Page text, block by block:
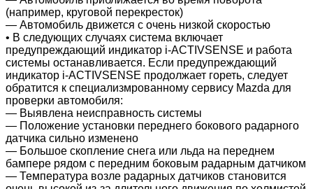
(например, круговой перекресток)
― Автомобиль движется с очень низкой скоростью
• В следующих случаях система включает
предупреждающий индикатор i-ACTIVSENSE и работа
системы останавливается. Если предупреждающий
индикатор i-ACTIVSENSE продолжает гореть, следует
обратится к специализмрованному сервису Mazda для
проверки автомобиля:
― Выявлена неисправность системы
― Положение установки переднего бокового радарного
датчика сильно изменено
― Большое скопление снега или льда на переднем
бампере рядом с передним боковым радарным датчиком
― Температура возле радарных датчиков становится